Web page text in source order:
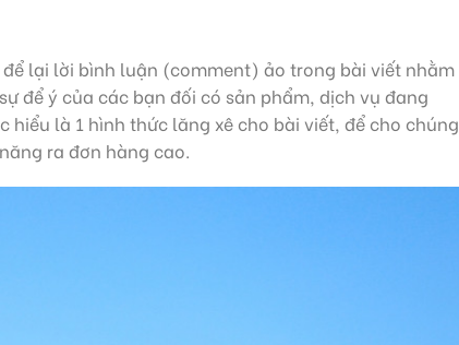
lại lời bình luận (comment) ảo trong bài viết nhằm
để ý của các bạn đối có sản phẩm, dịch vụ đang
hiểu là 1 hình thức lăng xê cho bài viết, để cho chúng
ra đơn hàng cao.